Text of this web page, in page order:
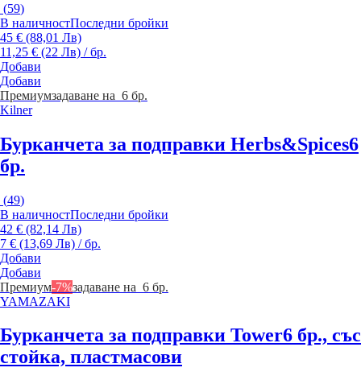
(59)
В наличностПоследни бройки
45 € (88,01 Лв)
11,25 € (22 Лв) / бр.
Добави
Добави
Премиумзадаване на 6 бр.
Kilner
Бурканчета за подправки Herbs&Spices6
бр.
(49)
В наличностПоследни бройки
42 € (82,14 Лв)
7 € (13,69 Лв) / бр.
Добави
Добави
Премиум-7%задаване на 6 бр.
YAMAZAKI
Бурканчета за подправки Tower6 бр., със
стойка, пластмасови